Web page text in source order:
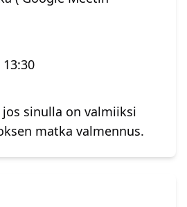
sinulla on valmiiksi
matka valmennus.